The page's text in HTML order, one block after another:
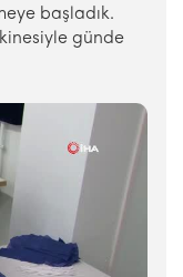
başladık.
günde